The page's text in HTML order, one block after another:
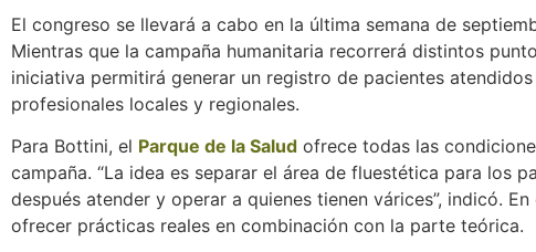
El congreso se llevará a cabo en la última semana de
Mientras que la campaña humanitaria recorrerá distintos
iniciativa permitirá generar un registro de pacientes
profesionales locales y regionales.
Para Bottini, el Parque de la Salud ofrece todas las
campaña. “La idea es separar el área de fluestética para los
después atender y operar a quienes tienen várices”, indicó.
ofrecer prácticas reales en combinación con la parte teórica.